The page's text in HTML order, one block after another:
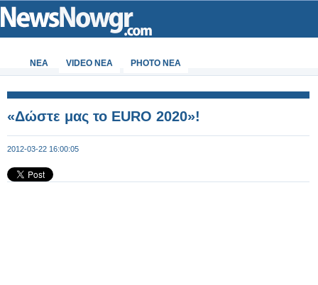
ΝΕΑ VIDEO NEA PHOTO NEA
«Δώστε μας το EURO 2020»!
2012-03-22 16:00:05